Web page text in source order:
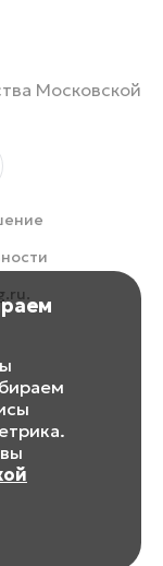
Московской